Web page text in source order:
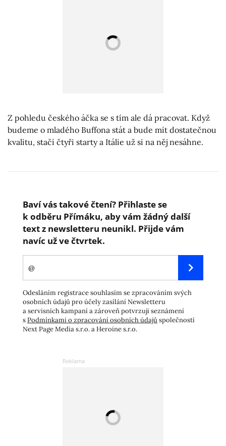
Z pohledu českého áčka se s tím ale dá pracovat. Když
budeme o mladého Buffona stát a bude mít dostatečnou
kvalitu, stačí čtyři starty a Itálie už si na něj nesáhne.
Baví vás takové čtení? Přihlaste se
k odběru Přímáku, aby vám žádný další
text z newsletteru neunikl. Přijde vám
navíc už ve čtvrtek.
Odesláním registrace souhlasím se zpracováním svých
osobních údajů pro účely zasílání Newsletteru
a servisních kampaní a zároveň potvrzuji seznámení
sPodmínkami o zpracování osobních údajůspolečností
Next Page Media s.r.o. a Heroine s.r.o.